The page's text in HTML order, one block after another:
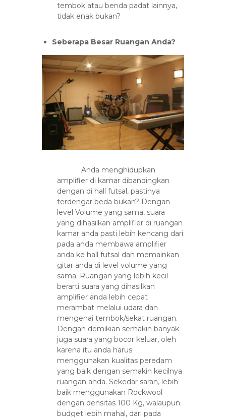
tembok atau benda padat lainnya,
tidak enak bukan?
Seberapa Besar Ruangan Anda?
Anda menghidupkan
amplifier di kamar dibandingkan
dengan di hall futsal, pastinya
terdengar beda bukan? Dengan
level Volume yang sama, suara
yang dihasilkan amplifier di ruangan
kamar anda pasti lebih kencang dari
pada anda membawa amplifier
anda ke hall futsal dan memainkan
gitar anda di level volume yang
sama. Ruangan yang lebih kecil
berarti suara yang dihasilkan
amplifier anda lebih cepat
merambat melalui udara dan
mengenai tembok/sekat ruangan.
Dengan demikian semakin banyak
juga suara yang bocor keluar, oleh
karena itu anda harus
menggunakan kualitas peredam
yang baik dengan semakin kecilnya
ruangan anda. Sekedar saran, lebih
baik menggunakan Rockwool
dengan densitas 100 Kg, walaupun
budget lebih mahal, dari pada